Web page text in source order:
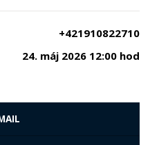
+421910822710
24. máj 2026 12:00 hod